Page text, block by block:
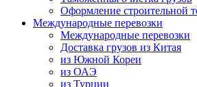
Оформление строительной
Международные перевозки
Международные перевозки
Доставка грузов из Китая
из Южной Кореи
из ОАЭ
из Турции